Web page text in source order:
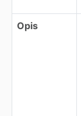
Opis